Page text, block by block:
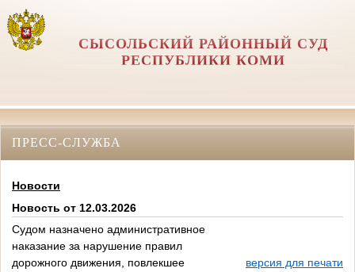
СЫСОЛЬСКИЙ РАЙОННЫЙ СУД
РЕСПУБЛИКИ КОМИ
ПРЕСС-СЛУЖБА
Новости
Новость от 12.03.2026
Судом назначено административное
наказание за нарушение правил
дорожного движения, повлекшее
версия для печати